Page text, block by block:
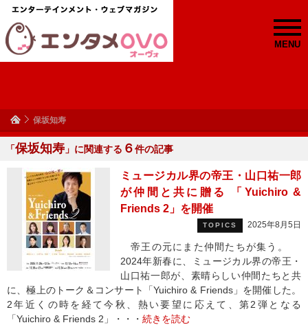
MENU
保坂知寿
「保坂知寿 」に関連する ６件の記事
ミュージカル界の帝王・山口祐一郎
が仲間と共に贈る 「Yuichiro &
Friends 2」を開催
TOPICS 2025年8月5日
帝王の元にまた仲間たちが集う。
2024年新春に、ミュージカル界の帝王・
山口祐一郎が、素晴らしい仲間たちと共
に、極上のトーク＆コンサート「Yuichiro & Friends」を開催した。
2年近くの時を経て今秋、熱い要望に応えて、第2弾となる
「Yuichiro & Friends 2」・・・ 続きを読む